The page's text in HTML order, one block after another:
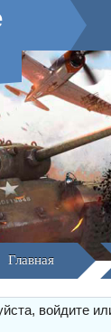
Главная
войдите